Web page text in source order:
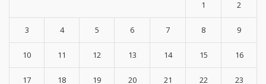
1 2
3 4 5 6 7 8 9
10 11 12 13 14 15 16
17 18 19 20 21 22 23